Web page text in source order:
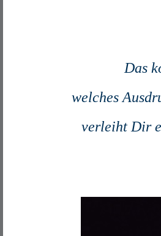
Das
welches
verleiht Dir